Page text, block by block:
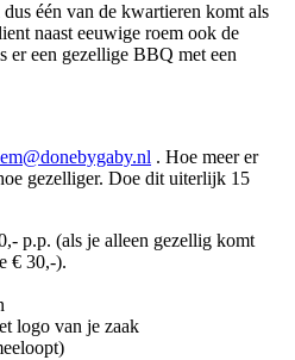
één van de kwartieren komt als
naast eeuwige roem ook de
een gezellige BBQ met een
. Hoe meer er
gezelliger. Doe dit uiterlijk 15
p.p. (als je alleen gezellig komt
€ 30,-).
logo van je zaak